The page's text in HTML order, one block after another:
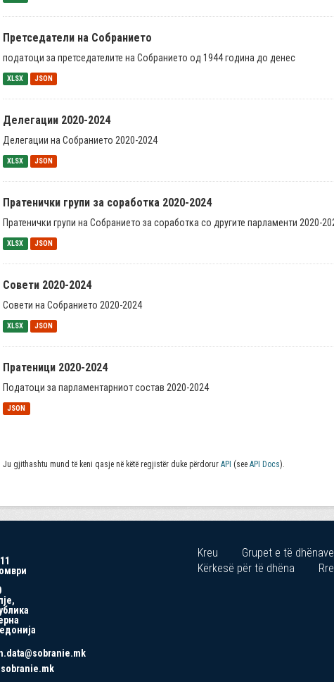
Претседатели на Собранието
податоци за претседателите на Собранието од 1944 година до денес
XLSX JSON
Делегации 2020-2024
Делегации на Собранието 2020-2024
XLSX JSON
Пратенички групи за соработка 2020-2024
Пратенички групи на Собранието за соработка со другите парламенти 2020-
XLSX JSON
Совети 2020-2024
Совети на Собранието 2020-2024
XLSX JSON
Пратеници 2020-2024
Податоци за парламентарниот состав 2020-2024
JSON
Ju gjithashtu mund të keni qasje në këtë regjistër duke përdorur API (see API Docs).
Kreu
Grupet e të dhënave
Kërkesë për të dhëna